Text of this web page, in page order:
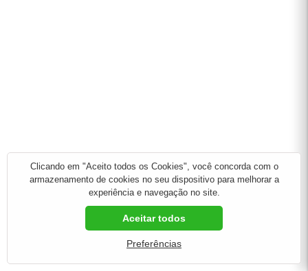
Clicando em "Aceito todos os Cookies", você concorda com o
armazenamento de cookies no seu dispositivo para melhorar a
experiência e navegação no site.
Preferências
Aceitar todos